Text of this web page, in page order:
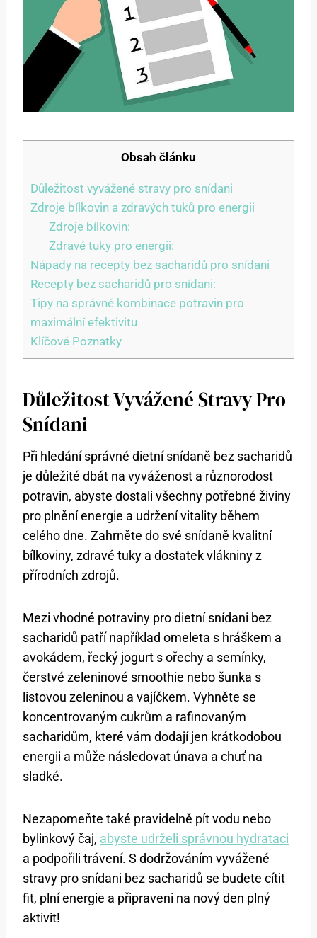
Obsah článku
Důležitost vyvážené stravy pro snídani
Zdroje bílkovin a zdravých tuků pro energii
Zdroje bílkovin:
Zdravé tuky pro energii:
Nápady na recepty bez sacharidů pro snídani
Recepty bez sacharidů pro snídani:
Tipy na správné kombinace potravin pro
maximální efektivitu
Klíčové Poznatky
Důležitost Vyvážené Stravy Pro
Snídani
Při hledání správné dietní snídaně bez sacharidů
je důležité dbát na vyváženost a různorodost
potravin, abyste dostali všechny potřebné živiny
pro plnění energie a udržení vitality během
celého dne. Zahrněte do své snídaně kvalitní
bílkoviny, zdravé tuky a dostatek vlákniny z
přírodních zdrojů.
Mezi vhodné potraviny pro dietní snídani bez
sacharidů patří například omeleta s hráškem a
avokádem, řecký jogurt s ořechy a semínky,
čerstvé zeleninové smoothie nebo šunka s
listovou zeleninou a vajíčkem. Vyhněte se
koncentrovaným cukrům a rafinovaným
sacharidům, které vám dodají jen krátkodobou
energii a může následovat únava a chuť na
sladké.
Nezapomeňte také pravidelně pít vodu nebo
bylinkový čaj, abyste udrželi správnou hydrataci
a podpořili trávení. S dodržováním vyvážené
stravy pro snídani bez sacharidů se budete cítit
fit, plní energie a připraveni na nový den plný
aktivit!